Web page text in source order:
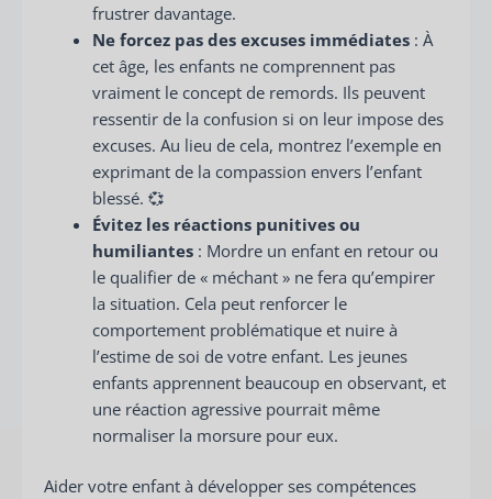
frustrer davantage.
Ne forcez pas des excuses immédiates: À
cet âge, les enfants ne comprennent pas
vraiment le concept de remords. Ils peuvent
ressentir de la confusion si on leur impose des
excuses. Au lieu de cela, montrez l’exemple en
exprimant de la compassion envers l’enfant
blessé. 💞
Évitez les réactions punitives ou
humiliantes: Mordre un enfant en retour ou
le qualifier de « méchant » ne fera qu’empirer
la situation. Cela peut renforcer le
comportement problématique et nuire à
l’estime de soi de votre enfant. Les jeunes
enfants apprennent beaucoup en observant, et
une réaction agressive pourrait même
normaliser la morsure pour eux.
Aider votre enfant à développer ses compétences